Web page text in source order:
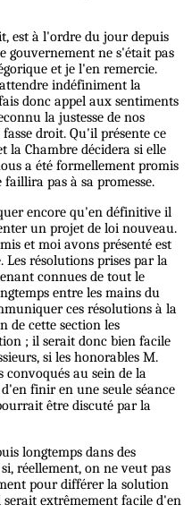
est à l'ordre du jour depuis
gouvernement ne s'était pas
et je l'en remercie.
indéfiniment la
donc appel aux sentiments
la justesse de nos
droit. Qu'il présente ce
la Chambre décidera si elle
a été formellement promis
pas à sa promesse.
encore qu'en définitive il
un projet de loi nouveau.
et moi avons présenté est
résolutions prises par la
connues de tout le
entre les mains du
ces résolutions à la
de cette section les
; il serait donc bien facile
si les honorables M.
convoqués au sein de la
finir en une seule séance
être discuté par la
longtemps dans des
réellement, on ne veut pas
pour différer la solution
extrêmement facile d'en